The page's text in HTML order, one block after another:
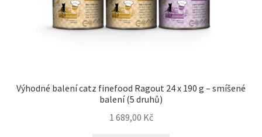
Výhodné balení catz finefood Ragout 24 x 190 g – smíšené
balení (5 druhů)
1 689,00 Kč